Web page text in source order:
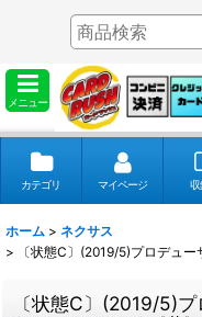
メニュー
カテゴリ マイページ 収
ホーム > ネクサス
>
〔状態C〕(2019/5)プロデュ
〔状態C〕(2019/5)プ